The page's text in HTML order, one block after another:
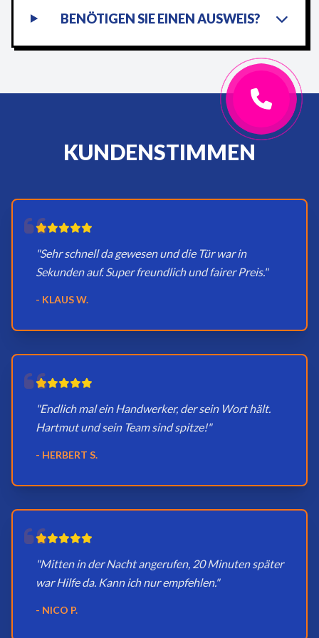
BENÖTIGEN SIE EINEN AUSWEIS?
KUNDENSTIMMEN
"Sehr schnell da gewesen und die Tür war in
Sekunden auf. Super freundlich und fairer Preis."
- KLAUS W.
"Endlich mal ein Handwerker, der sein Wort hält.
Hartmut und sein Team sind spitze!"
- HERBERT S.
"Mitten in der Nacht angerufen, 20 Minuten später
war Hilfe da. Kann ich nur empfehlen."
- NICO P.